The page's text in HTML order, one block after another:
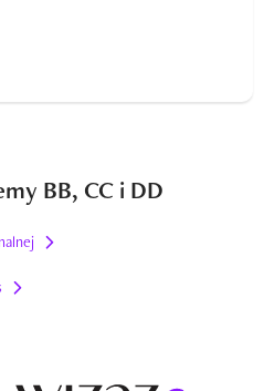
BB, CC i DD